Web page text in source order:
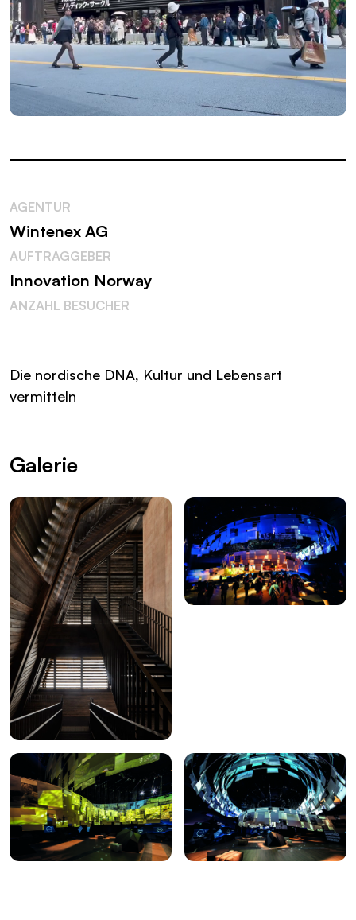
AGENTUR
Wintenex AG
AUFTRAGGEBER
Innovation Norway
ANZAHL BESUCHER
Die nordische DNA, Kultur und Lebensart
vermitteln
Galerie